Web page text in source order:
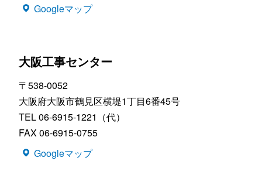
Googleマップ
大阪工事センター
〒538-0052
大阪府大阪市鶴見区横堤1丁目6番45号
TEL 06-6915-1221（代）
FAX 06-6915-0755
Googleマップ